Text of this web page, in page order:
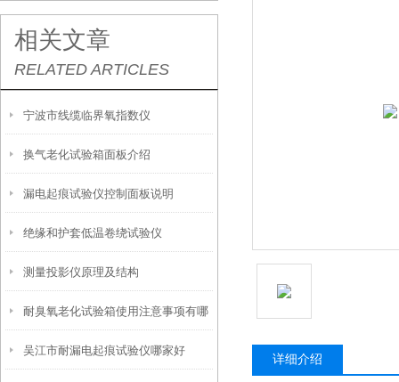
相关文章
RELATED ARTICLES
宁波市线缆临界氧指数仪
换气老化试验箱面板介绍
漏电起痕试验仪控制面板说明
绝缘和护套低温卷绕试验仪
测量投影仪原理及结构
耐臭氧老化试验箱使用注意事项有哪
些？
吴江市耐漏电起痕试验仪哪家好
详细介绍